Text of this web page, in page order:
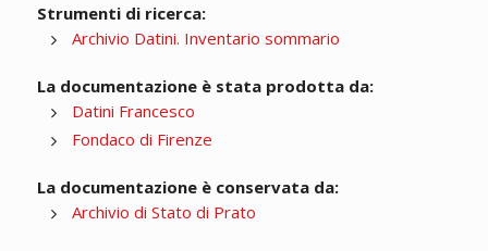
Strumenti di ricerca:
Archivio Datini. Inventario sommario
La documentazione è stata prodotta da:
Datini Francesco
Fondaco di Firenze
La documentazione è conservata da:
Archivio di Stato di Prato